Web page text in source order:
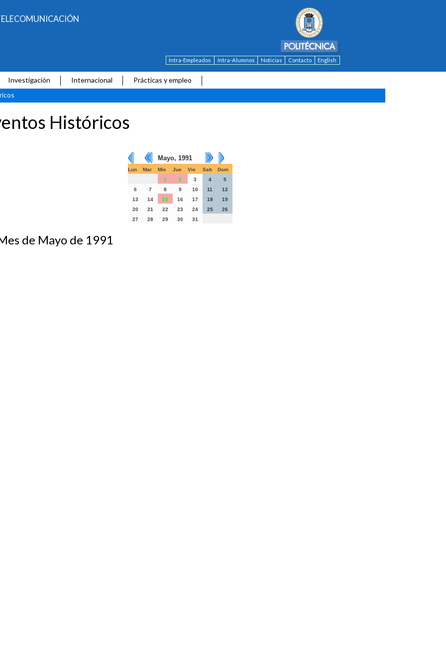
Intra-Empleados Intra-Alumnos Noticias Contacto English
Investigación Internacional
Prácticas y empleo
Históricos
Mayo, 1991
Lun Mar Mie Jue Vie Sab
Dom
1
2 3 4
5
6
7 8 9 10 11
12
13
14 15 16 17 18
19
20
21 22 23 24 25
26
27
28 29 30 31
de Mayo de 1991